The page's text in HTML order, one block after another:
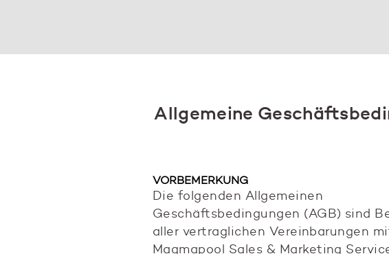
Allgemeine
VORBEMERKUNG
Die folgenden Allgemeinen
Geschäftsbedingungen (AGB) sind
aller vertraglichen Vereinbarungen
Magmapool Sales & Marketing